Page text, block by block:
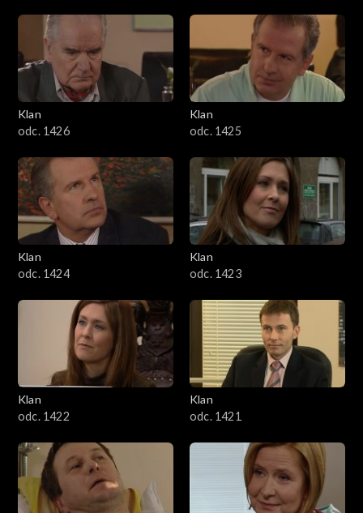
Klan
odc. 1426
Klan
odc. 1425
Klan
odc. 1424
Klan
odc. 1423
Klan
odc. 1422
Klan
odc. 1421